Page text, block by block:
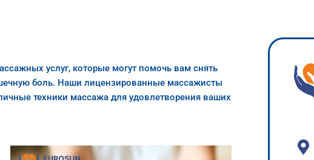
услуг, которые могут помочь вам снять
боль. Наши лицензированные массажисты
техники массажа для удовлетворения ваших